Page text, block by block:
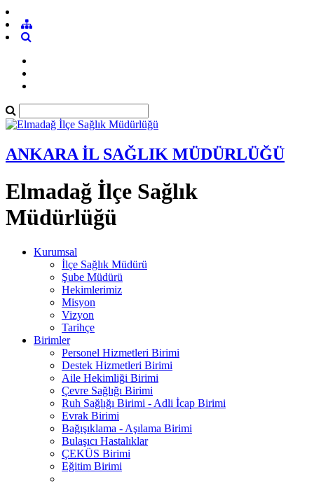
ANKARA İL SAĞLIK MÜDÜRLÜĞÜ
Elmadağ İlçe Sağlık
Müdürlüğü
Kurumsal
İlçe Sağlık Müdürü
Şube Müdürü
Hekimlerimiz
Misyon
Vizyon
Tarihçe
Birimler
Personel Hizmetleri Birimi
Destek Hizmetleri Birimi
Aile Hekimliği Birimi
Çevre Sağlığı Birimi
Ruh Sağlığı Birimi - Adli İcap Birimi
Evrak Birimi
Bağışıklama - Aşılama Birimi
Bulaşıcı Hastalıklar
ÇEKÜS Birimi
Eğitim Birimi